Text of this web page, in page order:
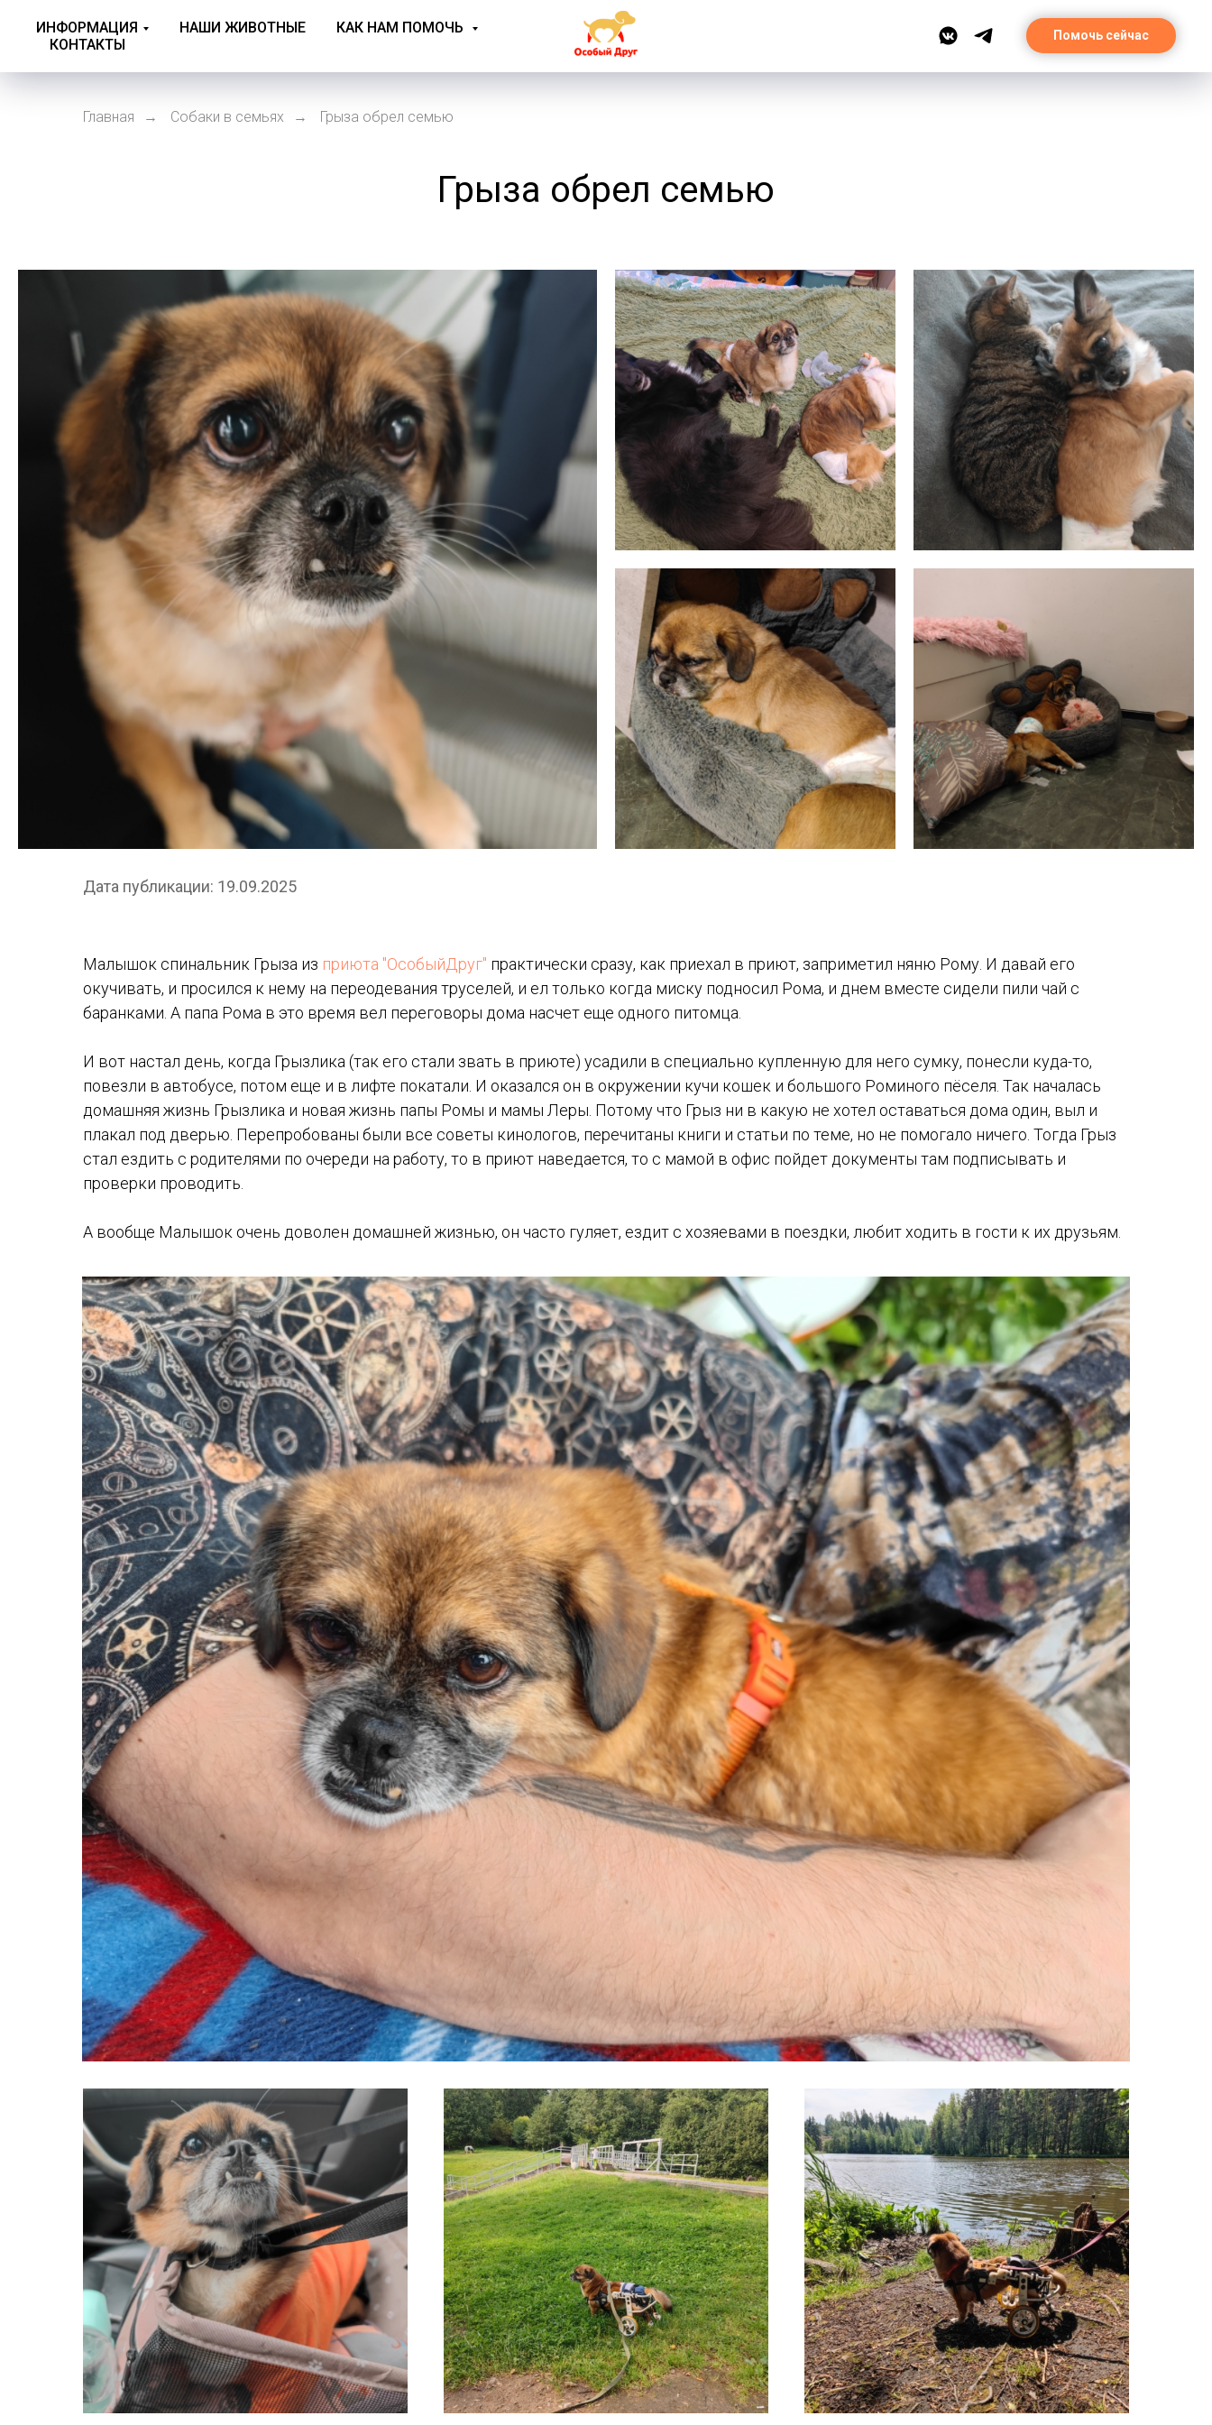
ИНФОРМАЦИЯ НАШИ ЖИВОТНЫЕ
КАК НАМ ПОМОЧЬ
КОНТАКТЫ
Помочь сейчас
Главная → Собаки в семьях → Грыза обрел семью
Грыза обрел семью
Дата публикации: 19.09.2025
Малышок спинальник Грыза из приюта "ОсобыйДруг" практически сразу, как приехал в приют, заприметил няню Рому. И давай его
окучивать, и просился к нему на переодевания труселей, и ел только когда миску подносил Рома, и днем вместе сидели пили чай с
баранками. А папа Рома в это время вел переговоры дома насчет еще одного питомца.
И вот настал день, когда Грызлика (так его стали звать в приюте) усадили в специально купленную для него сумку, понесли куда-то,
повезли в автобусе, потом еще и в лифте покатали. И оказался он в окружении кучи кошек и большого Роминого пёселя. Так началась
домашняя жизнь Грызлика и новая жизнь папы Ромы и мамы Леры. Потому что Грыз ни в какую не хотел оставаться дома один, выл и
плакал под дверью. Перепробованы были все советы кинологов, перечитаны книги и статьи по теме, но не помогало ничего. Тогда Грыз
стал ездить с родителями по очереди на работу, то в приют наведается, то с мамой в офис пойдет документы там подписывать и
проверки проводить.
А вообще Малышок очень доволен домашней жизнью, он часто гуляет, ездит с хозяевами в поездки, любит ходить в гости к их друзьям.